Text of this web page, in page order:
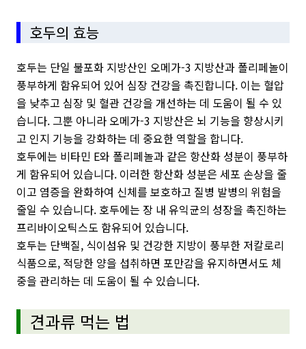
호두의 효능
호두는 단일 불포화 지방산인 오메가-3 지방산과 폴리페놀이
풍부하게 함유되어 있어 심장 건강을 촉진합니다. 이는 혈압
을 낮추고 심장 및 혈관 건강을 개선하는 데 도움이 될 수 있
습니다. 그뿐 아니라 오메가-3 지방산은 뇌 기능을 향상시키
고 인지 기능을 강화하는 데 중요한 역할을 합니다.
호두에는 비타민 E와 폴리페놀과 같은 항산화 성분이 풍부하
게 함유되어 있습니다. 이러한 항산화 성분은 세포 손상을 줄
이고 염증을 완화하여 신체를 보호하고 질병 발병의 위험을
줄일 수 있습니다. 호두에는 장 내 유익균의 성장을 촉진하는
프리바이오틱스도 함유되어 있습니다.
호두는 단백질, 식이섬유 및 건강한 지방이 풍부한 저칼로리
식품으로, 적당한 양을 섭취하면 포만감을 유지하면서도 체
중을 관리하는 데 도움이 될 수 있습니다.
견과류 먹는 법